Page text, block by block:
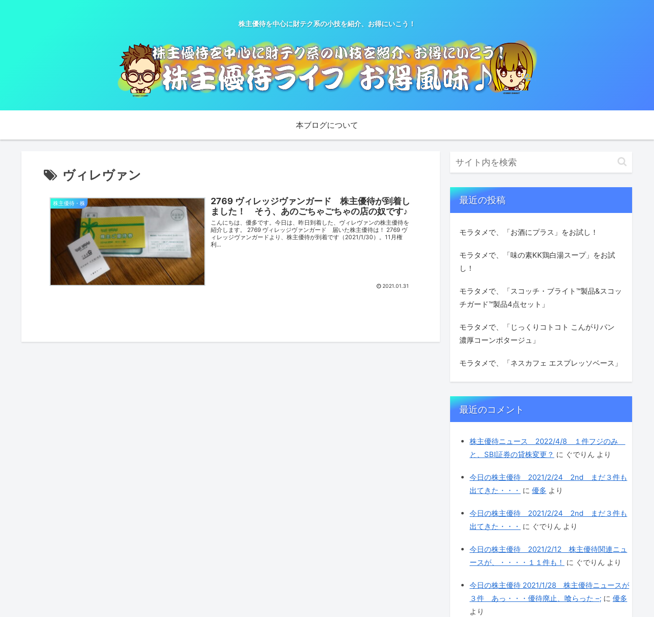
株主優待を中心に財テク系の小技を紹介、お得にいこう！
本ブログについて
ヴィレヴァン
株主優待・株
2769 ヴィレッジヴァンガード 株主優待が到着し
ました！ そう、あのごちゃごちゃの店の奴です♪
こんにちは、優多です。今日は、昨日到着した、ヴィレヴァンの株主優待を
紹介します。 2769 ヴィレッジヴァンガード 届いた株主優待は！ 2769 ヴ
ィレッジヴァンガードより、株主優待が到着です（2021/1/30）。11月権
利...
2021.01.31
最近の投稿
モラタメで、「お酒にプラス」をお試し！
モラタメで、「味の素KK鶏白湯スープ」をお試
し！
モラタメで、「スコッチ・ブライト™製品&スコッ
チガード™製品4点セット」
モラタメで、「じっくりコトコト こんがりパン
濃厚コーンポタージュ」
モラタメで、「ネスカフェ エスプレッソベース」
最近のコメント
株主優待ニュース 2022/4/8 １件フジのみ
と、SBI証券の貸株変更？ に ぐでりん より
今日の株主優待 2021/2/24 2nd まだ３件も
出てきた・・・ に 優多 より
今日の株主優待 2021/2/24 2nd まだ３件も
出てきた・・・ に ぐでりん より
今日の株主優待 2021/2/12 株主優待関連ニュ
ースが、・・・・１１件も！ に ぐでりん より
今日の株主優待 2021/1/28 株主優待ニュースが
３件 あっ・・・優待廃止、喰らった –; に 優多
より